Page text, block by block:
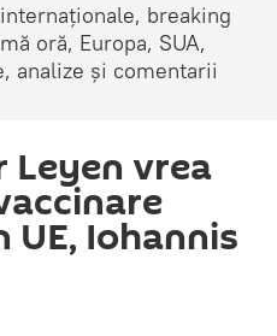
breaking
oră, Europa, SUA,
analize și comentarii
Leyen vrea
UE, Iohannis